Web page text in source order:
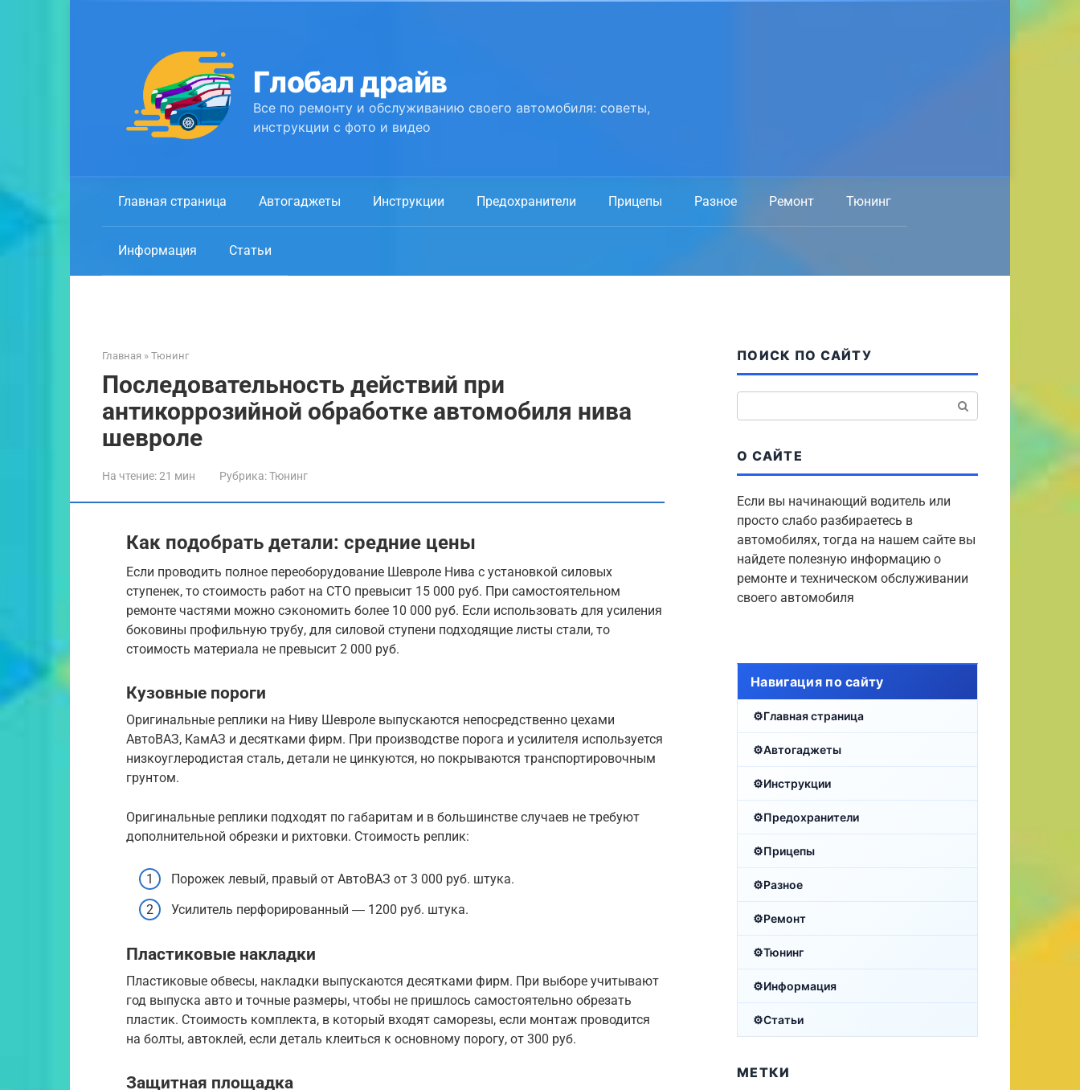
Глобал драйв
Все по ремонту и обслуживанию своего автомобиля: советы,
инструкции с фото и видео
Главная страница Автогаджеты Инструкции Предохранители Прицепы Разное Ремонт Тюнинг
Информация Статьи
Главная » Тюнинг
Последовательность действий при
антикоррозийной обработке автомобиля нива
шевроле
На чтение:21 мин Рубрика:Тюнинг
Как подобрать детали: средние цены
Если проводить полное переоборудование Шевроле Нива с установкой силовых
ступенек, то стоимость работ на СТО превысит 15 000 руб. При самостоятельном
ремонте частями можно сэкономить более 10 000 руб. Если использовать для усиления
боковины профильную трубу, для силовой ступени подходящие листы стали, то
стоимость материала не превысит 2 000 руб.
Кузовные пороги
Оригинальные реплики на Ниву Шевроле выпускаются непосредственно цехами
АвтоВАЗ, КамАЗ и десятками фирм. При производстве порога и усилителя используется
низкоуглеродистая сталь, детали не цинкуются, но покрываются транспортировочным
грунтом.
Оригинальные реплики подходят по габаритам и в большинстве случаев не требуют
дополнительной обрезки и рихтовки. Стоимость реплик:
Порожек левый, правый от АвтоВАЗ от 3 000 руб. штука.
Усилитель перфорированный ― 1200 руб. штука.
Пластиковые накладки
Пластиковые обвесы, накладки выпускаются десятками фирм. При выборе учитывают
год выпуска авто и точные размеры, чтобы не пришлось самостоятельно обрезать
пластик. Стоимость комплекта, в который входят саморезы, если монтаж проводится
на болты, автоклей, если деталь клеиться к основному порогу, от 300 руб.
Защитная площадка
ПОИСК ПО САЙТУ
О САЙТЕ
Если вы начинающий водитель или
просто слабо разбираетесь в
автомобилях, тогда на нашем сайте вы
найдете полезную информацию о
ремонте и техническом обслуживании
своего автомобиля
Навигация по сайту
Главная страница
Автогаджеты
Инструкции
Предохранители
Прицепы
Разное
Ремонт
Тюнинг
Информация
Статьи
МЕТКИ